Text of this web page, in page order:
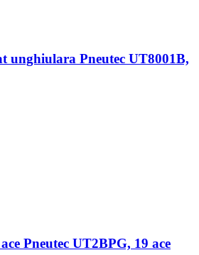
unghiulara Pneutec UT8001B,
Pneutec UT2BPG, 19 ace